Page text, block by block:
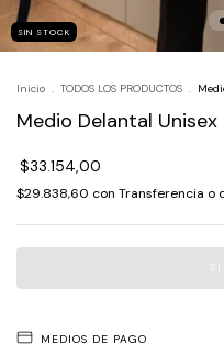
SIN STOCK
Inicio TODOS LOS PRODUCTOS
Medio Delantal
$33.154,00
$29.838,60 con Transferencia o
MEDIOS DE PAGO